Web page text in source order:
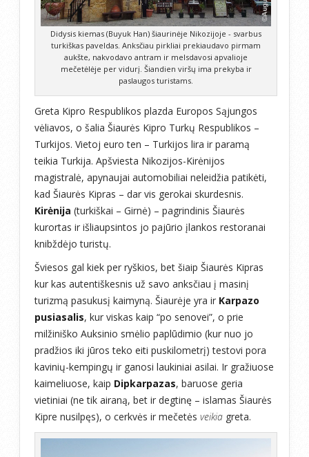
Didysis kiemas (Buyuk Han) šiaurinėje Nikozijoje - svarbus
turkiškas paveldas. Anksčiau pirkliai prekiaudavo pirmam
aukšte, nakvodavo antram ir melsdavosi apvalioje
mečetėlėje per vidurį. Šiandien viršų ima prekyba ir
paslaugos turistams.
Greta Kipro Respublikos plazda Europos Sąjungos
vėliavos, o šalia Šiaurės Kipro Turkų Respublikos –
Turkijos. Vietoj euro ten – Turkijos lira ir paramą
teikia Turkija. Apšviesta Nikozijos-Kirėnijos
magistralė, apynaujai automobiliai neleidžia patikėti,
kad Šiaurės Kipras – dar vis gerokai skurdesnis.
Kirėnija (turkiškai – Girnė) – pagrindinis Šiaurės
kurortas ir išliaupsintos jo pajūrio įlankos restoranai
knibždėjo turistų.
Šviesos gal kiek per ryškios, bet šiaip Šiaurės Kipras
kur kas autentiškesnis už savo anksčiau į masinį
turizmą pasukusį kaimyną. Šiaurėje yra ir Karpazo
pusiasalis, kur viskas kaip “po senovei”, o prie
milžiniško Auksinio smėlio paplūdimio (kur nuo jo
pradžios iki jūros teko eiti puskilometrį) testovi pora
kavinių-kempingų ir ganosi laukiniai asilai. Ir gražiuose
kaimeliuose, kaip Dipkarpazas, baruose geria
vietiniai (ne tik airaną, bet ir degtinę – islamas Šiaurės
Kipre nusilpęs), o cerkvės ir mečetės veikia greta.